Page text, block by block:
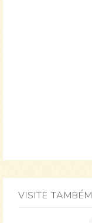
VISITE TAMBÉM